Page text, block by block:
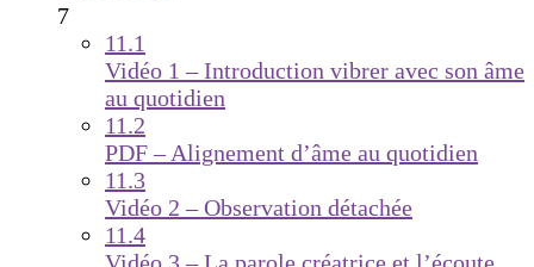
7
11.1
Vidéo 1 – Introduction vibrer avec son âme
au quotidien
11.2
PDF – Alignement d’âme au quotidien
11.3
Vidéo 2 – Observation détachée
11.4